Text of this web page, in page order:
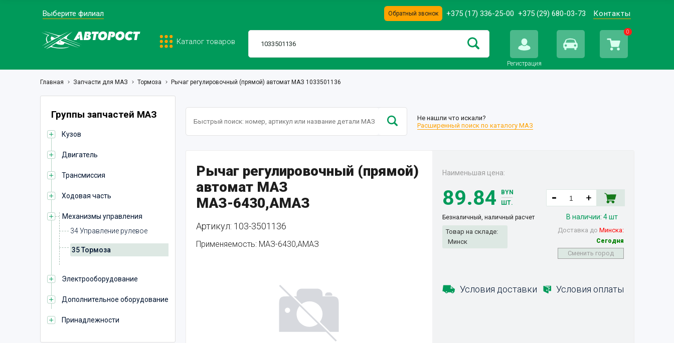
Выберите филиал Обратный звонок +375 (17) 336-25-00 +375 (29) 680-03-73 Контакты
Каталог товаров
Регистрация
0
Главная Запчасти для МАЗ Тормоза Рычаг регулировочный (прямой) автомат МАЗ 1033501136
Группы запчастей МАЗ
Кузов
Двигатель
Трансмиссия
Ходовая часть
Механизмы управления
34 Управление рулевое
35 Тормоза
Электрооборудование
Дополнительное оборудование
Принадлежности
Не нашли что искали?
Расширенный поиск по каталогу МАЗ
Рычаг регулировочный (прямой)
автомат МАЗ
МАЗ-6430,АМАЗ
Артикул: 103-3501136
Применяемость: МАЗ-6430,АМАЗ
В наличии: 4 шт
Товар на складе:
Минск
Доставка до Минска:
Сегодня
Сменить город
Наименьшая цена:
89.84
BYN
ШТ.
Безналичный, наличный расчет
Условия доставки Условия оплаты